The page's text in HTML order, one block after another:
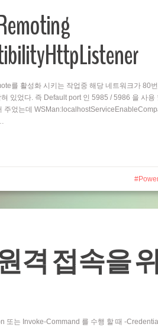
를 활성화 시키는 작업중 해당 네트워크가 80
있었다. 즉 Default port 인 5985 / 5986 을 사
주었는데
원격 접속을
또는 Invoke-Command 를 수행 할 때 -